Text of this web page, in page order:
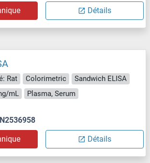
Détails
Rat Colorimetric
Sandwich ELISA
mL
Plasma, Serum
Détails